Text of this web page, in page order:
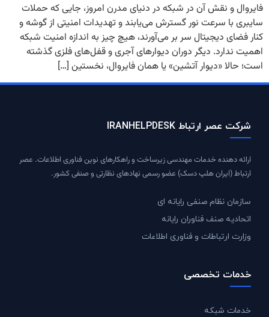
فایروال و نقش آن در شبکه در دنیای مدرن امروز، جایی که حملات
سایبری با سرعت نور گسترش می‌یابند و تهدیدات امنیتی از گوشه و
کنار فضای دیجیتال سر بر می‌آورند، هیچ چیز به اندازه امنیت شبکه
اهمیت ندارد. دیگر دوران دیوارهای آجری و قفل‌های فلزی گذشته
است؛ حالا «دیوار آتشین» یا همان فایروال، نخستین […]
شرکت عصر ارتباط IRANHELPDESK
ارائه دهنده خدمات مهندسی زیرساخت و راهکارهای نوین فناوری اطلاعات. عصر
ارتباط (ایران هلپ دسک) عضو رسمی نهادهای نظارتی و صنفی کشور.
سازمان نظام صنفی رایانه ای
اتحادیه صنف فناوران رایانه
وزارت ارتباطات و فناوری اطلاعات
خدمات تخصصی
خدمات شبکه